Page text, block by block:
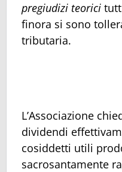
pregiudizi teorici
finora si sono
tributaria.
L’Associazione
dividendi
cosiddetti utili
sacrosantamente